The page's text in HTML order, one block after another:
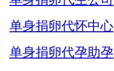
单身捐卵代怀中心
单身捐卵代孕助孕